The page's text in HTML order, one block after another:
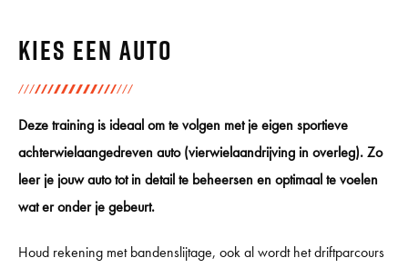
Kies een auto
Deze training is ideaal om te volgen met je eigen sportieve
achterwielaangedreven auto (vierwielaandrijving in overleg). Zo
leer je jouw auto tot in detail te beheersen en optimaal te voelen
wat er onder je gebeurt.
Houd rekening met bandenslijtage, ook al wordt het driftparcours